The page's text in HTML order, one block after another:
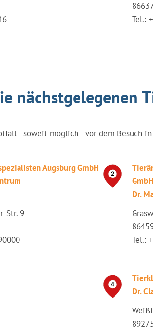
Tel.:
nächstgelegenen
- soweit möglich - vor dem Besuch
Augsburg GmbH
Str. 9
GmbH
Dr.
Tel.:
Dr.